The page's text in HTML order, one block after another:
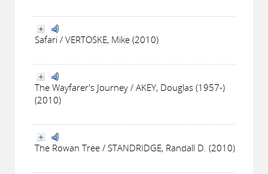
Safari / VERTOSKE, Mike (2010)
The Wayfarer's Journey / AKEY, Douglas (1957-)
(2010)
The Rowan Tree / STANDRIDGE, Randall D. (2010)